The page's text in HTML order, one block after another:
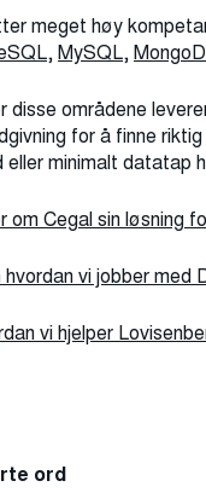
meget høy
,MySQL,
disse områdene
for å finne
eller minimalt datatap
om Cegal sin løsning
hvordan vi jobber med
vi hjelper
ord